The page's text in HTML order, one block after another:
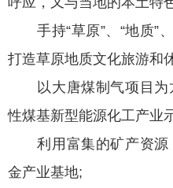
手持“草原”、“地质”、
打造草原地质文化旅游和
以大唐煤制气项目为
性煤基新型能源化工产业
利用富集的矿产资源
金产业基地;